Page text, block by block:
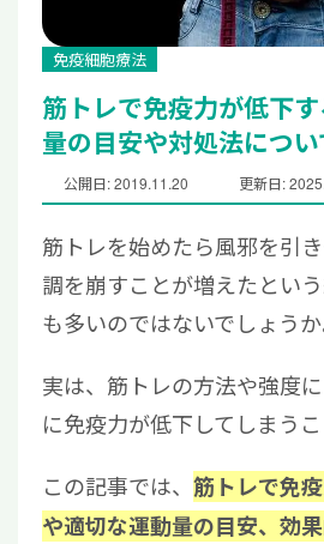
免疫細胞療法
筋トレで免疫力が低下
量の目安や対処法につ
公開日: 2019.11.20 更新日:
筋トレを始めたら風邪を引
調を崩すことが増えたとい
も多いのではないでしょうか
実は、筋トレの方法や強度
に免疫力が低下してしまうこ
この記事では、 筋トレで免
や適切な運動量の目安、効